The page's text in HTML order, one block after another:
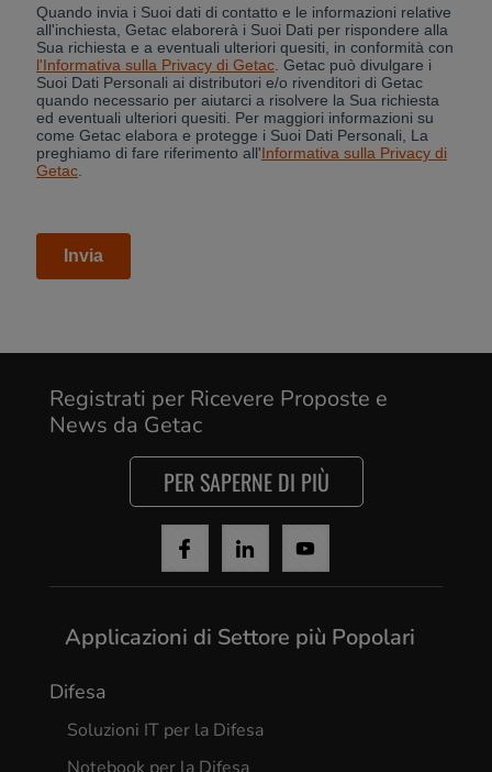
Registrati per Ricevere Proposte e
News da Getac
PER SAPERNE DI PIÙ
Applicazioni di Settore più Popolari
Difesa
Soluzioni IT per la Difesa